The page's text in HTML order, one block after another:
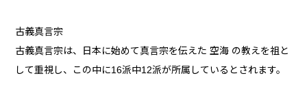
古義真言宗
古義真言宗は、日本に始めて真言宗を伝えた 空海 の教えを祖と
して重視し、この中に16派中12派が所属しているとされます。